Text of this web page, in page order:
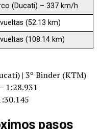
(Ducati) – 337 km/h
(52.13 km)
(108.14 km)
| 3º Binder (KTM)
1:28.931
pasos